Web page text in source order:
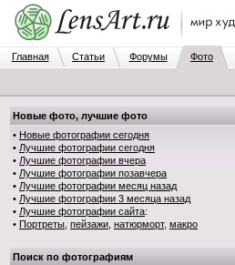
Главная Статьи Форумы Фото
Новые фото, лучшие фото
• Новые фотографии сегодня
• Лучшие фотографии сегодня
• Лучшие фотографии вчера
• Лучшие фотографии позавчера
• Лучшие фотографии месяц назад
• Лучшие фотографии 3 месяца назад
• Лучшие фотографии сайта:
• Портреты пейзажи натюрморт, макро
Поиск по фотографиям